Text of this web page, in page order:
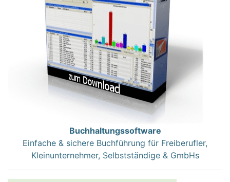
Buchhaltungssoftware
Einfache & sichere Buchführung für Freiberufler,
Kleinunternehmer, Selbstständige & GmbHs